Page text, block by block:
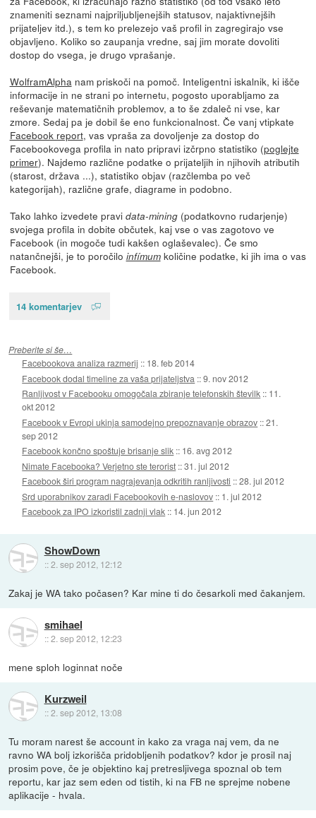
znameniti seznami najpriljubljenejših statusov, najaktivnejših
prijateljev itd.), s tem ko prelezejo vaš profil in zagregirajo vse
objavljeno. Koliko so zaupanja vredne, saj jim morate dovoliti
dostop do vsega, je drugo vprašanje.
WolframAlphanam priskoči na pomoč. Inteligentni iskalnik, ki išče
informacije in ne strani po internetu, pogosto uporabljamo za
reševanje matematičnih problemov, a to še zdaleč ni vse, kar
zmore. Sedaj pa je dobil še eno funkcionalnost. Če vanj vtipkate
Facebook report, vas vpraša za dovoljenje za dostop do
Facebookovega profila in nato pripravi izčrpno statistiko (poglejte
primer). Najdemo različne podatke o prijateljih in njihovih atributih
(starost, država ...), statistiko objav (razčlemba po več
kategorijah), različne grafe, diagrame in podobno.
Tako lahko izvedete pravi data-mining(podatkovno rudarjenje)
svojega profila in dobite občutek, kaj vse o vas zagotovo ve
Facebook (in mogoče tudi kakšen oglaševalec). Če smo
natančnejši, je to poročilo infímumkoličine podatke, ki jih ima o vas
Facebook.
14 komentarjev
Preberite si še…
Facebookova analiza razmerij :: 18. feb 2014
Facebook dodal timeline za vaša prijateljstva ::9. nov 2012
Ranljivost v Facebooku omogočala zbiranje telefonskih številk :: 11.
okt 2012
Facebook v Evropi ukinja samodejno prepoznavanje obrazov ::21.
sep 2012
Facebook končno spoštuje brisanje slik :: 16. avg 2012
Nimate Facebooka? Verjetno ste terorist ::31. jul 2012
Facebook širi program nagrajevanja odkritih ranljivosti ::28. jul 2012
Srd uporabnikov zaradi Facebookovih e-naslovov :: 1. jul 2012
Facebook za IPO izkoristil zadnji vlak :: 14. jun 2012
ShowDown
::2. sep 2012, 12:12
Zakaj je WA tako počasen? Kar mine ti do česarkoli med čakanjem.
smihael
::2. sep 2012, 12:23
mene sploh loginnat noče
Kurzweil
::2. sep 2012, 13:08
Tu moram narest še account in kako za vraga naj vem, da ne
ravno WA bolj izkorišča pridobljenih podatkov? kdor je prosil naj
prosim pove, če je objektino kaj pretresljivega spoznal ob tem
reportu, kar jaz sem eden od tistih, ki na FB ne sprejme nobene
aplikacije - hvala.